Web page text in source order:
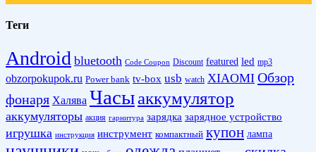
Теги
Android bluetooth Code Coupon Discount featured led mp3
obzorpokupok.ru Power bank tv-box usb watch XIAOMI Обзор
фонаря Халява Часыаккумулятор
аккумуляторы акция гарнитура зарядка зарядное устройство
игрушка инструкция инструмент компактный купон лампа